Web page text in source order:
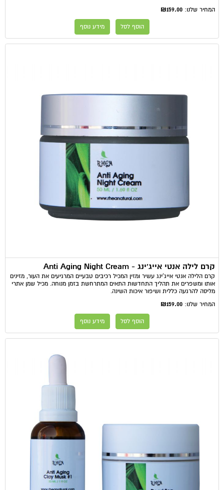
המחיר שלנו: ₪159.00
הוסף לסל מידע נוסף
קרם לילה אנטי אייג'ינג - Anti Aging Night Cream
קרם הלילה אנטי אייג'ינג עשיר ומזין המכיל רכיבים טבעיים המרגיעים את העור, מזינים
אותו ומשפרים את תהליך התחדשות התאים המתרחשת בזמן מנוחה. מכיל שמן אתרי
מליסה להרגעה כללית ושיפור איכות השינה.
המחיר שלנו: ₪159.00
הוסף לסל מידע נוסף